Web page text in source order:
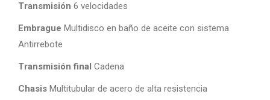
Transmisión 6 velocidades
Embrague Multidisco en baño de aceite con sistema
Antirrebote
Transmisión final Cadena
Chasis Multitubular de acero de alta resistencia